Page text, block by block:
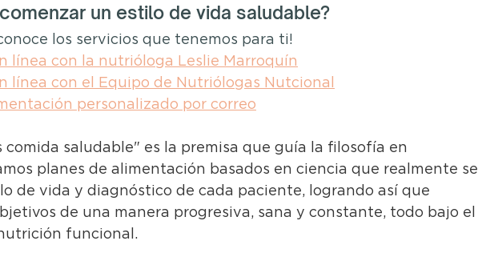
un estilo de vida saludable?
los servicios que tenemos para ti!
línea con la nutrióloga Leslie Marroquín
línea con el Equipo de Nutriólogas Nutcional
personalizado por correo
comida saludable" es la premisa que guía la filosofía en
planes de alimentación basados en ciencia que realmente se
de vida y diagnóstico de cada paciente, logrando así que
de una manera progresiva, sana y constante, todo bajo el
funcional.